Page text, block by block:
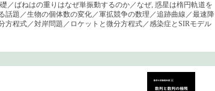
／ばねはの重りはなぜ単振動するのか／なぜ, 惑星は楕円軌道を
話題／生物の個体数の変化／軍拡競争の数理／追跡曲線／最速降
方程式／対岸問題／ロケットと微分方程式／感染症とSIRモデル